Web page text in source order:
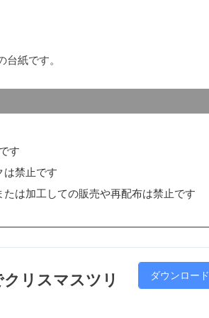
紙です。
す
は禁止です
は加工しての販売や再配布は禁止です
リスマスツリ
ダウンロード